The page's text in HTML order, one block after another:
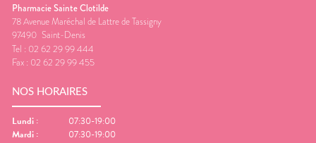
Pharmacie Sainte Clotilde
78 Avenue Maréchal de Lattre de Tassigny
97490 Saint-Denis
Tel : 02 62 29 99 444
Fax : 02 62 29 99 455
NOS HORAIRES
Lundi :
07:30-19:00
Mardi :
07:30-19:00